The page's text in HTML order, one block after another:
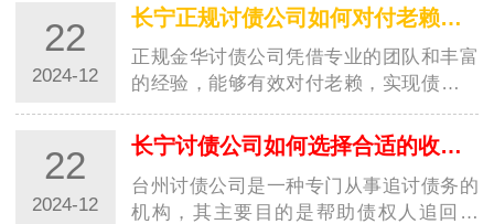
护商业环境的稳定与良好运作。随着商业交易的增加
和…
22
2024-12
长宁正规讨债公司如何对付老赖？都有哪些高招？
正规金华讨债公司凭借专业的团队和丰富
的经验，能够有效对付老赖，实现债务追
讨的目标。这些高招的运用，让讨债行业
更加规范，并为债权人提供了更好的保
障。随着社会经济的发展，讨债行业也越
来越受到…
22
2024-12
长宁讨债公司如何选择合适的收费方式？
台州讨债公司是一种专门从事追讨债务的
机构，其主要目的是帮助债权人追回欠